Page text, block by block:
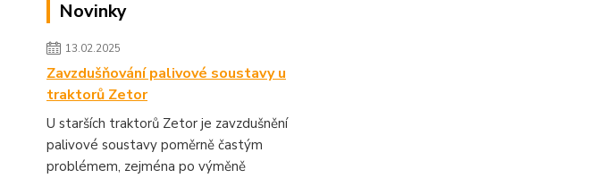
Novinky
13.02.2025
Zavzdušňování palivové soustavy u
traktorů Zetor
U starších traktorů Zetor je zavzdušnění
palivové soustavy poměrně častým
problémem, zejména po výměně